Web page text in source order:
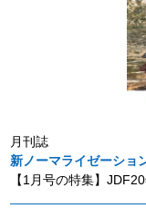
月刊誌
新ノーマライゼーショ
【1月号の特集】